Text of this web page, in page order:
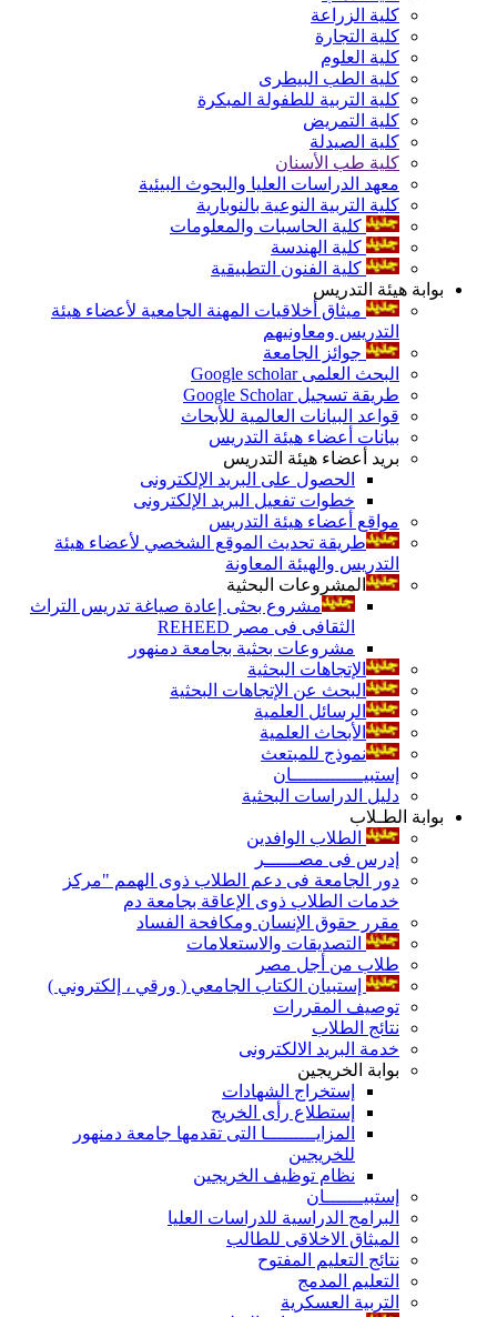
كلية الزراعة
كلية التجارة
كلية العلوم
كلية الطب البيطرى
كلية التربية للطفولة المبكرة
كلية التمريض
كلية الصيدلة
كلية طب الأسنان
معهد الدراسات العليا والبحوث البيئية
كلية التربية النوعية بالنوبارية
كلية الحاسبات والمعلومات
كلية الهندسة
كلية الفنون التطبيقية
بوابة هيئة التدريس
ميثاق أخلاقيات المهنة الجامعية لأعضاء هيئة
التدريس ومعاونيهم
جوائز الجامعة
البحث العلمى Google scholar
طريقة تسجيل Google Scholar
قواعد البيانات العالمية للأبحاث
بيانات أعضاء هيئة التدريس
بريد أعضاء هيئة التدريس
الحصول على البريد الإلكترونى
خطوات تفعيل البريد الإلكترونى
مواقع أعضاء هيئة التدريس
طريقة تحديث الموقع الشخصي لأعضاء هيئة
التدريس والهيئة المعاونة
المشروعات البحثية
مشروع بحثى إعادة صياغة تدريس التراث
الثقافى فى مصر REHEED
مشروعات بحثية بجامعة دمنهور
الإتجاهات البحثية
البحث عن الإتجاهات البحثية
الرسائل العلمية
الأبحاث العلمية
نموذج للمبتعث
إستبيـــــــــــــان
دليل الدراسات البحثية
بوابة الطـلاب
الطلاب الوافدين
إدرس فى مصــــــر
دور الجامعة فى دعم الطلاب ذوى الهمم "مركز
خدمات الطلاب ذوى الإعاقة بجامعة دم
مقرر حقوق الإنسان ومكافحة الفساد
التصديقات والاستعلامات
طلاب من أجل مصر
إستبيان الكتاب الجامعي ( ورقي ، إلكتروني )
توصيف المقررات
نتائج الطلاب
خدمة البريد الالكترونى
بوابة الخريجين
إستخراج الشهادات
إستطلاع رأى الخريج
المزايـــــــــا التى تقدمها جامعة دمنهور
للخريجين
نظام توظيف الخريجين
إستبيـــــــان
البرامج الدراسية للدراسات العليا
الميثاق الاخلاقى للطالب
نتائج التعليم المفتوح
التعليم المدمج
التربية العسكرية